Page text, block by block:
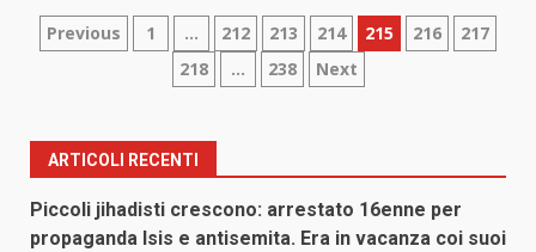
Paginazione
articoli
Previous 1 … 212 213 214 215 216
217
218
… 238 Next
ARTICOLI RECENTI
Piccoli jihadisti crescono: arrestato 16enne per
propaganda Isis e antisemita. Era in vacanza coi suoi